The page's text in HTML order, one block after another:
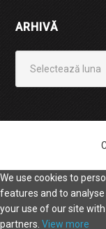
ARHIVĂ
We use cookies to
features and to
your use of our site
partners. View more